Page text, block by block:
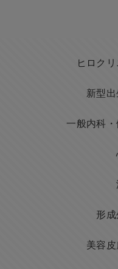
ヒロク
新型
一般内科
形
美容